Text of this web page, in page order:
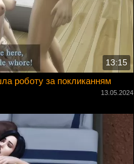
13:15
роботу за покликанням
13.05.2024